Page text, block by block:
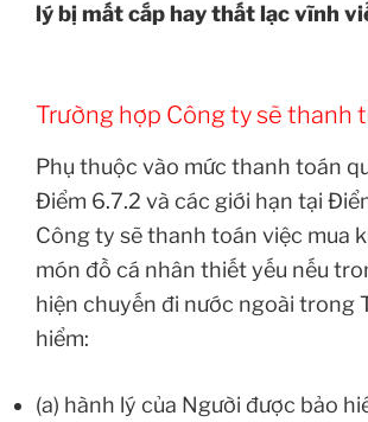
lý bị mất cắp hay thất lạc vĩnh
Trường hợp Công ty sẽ thanh
Phụ thuộc vào mức thanh toán
Điểm 6.7.2 và các giới hạn tại
Công ty sẽ thanh toán việc mua
món đồ cá nhân thiết yếu nếu
hiện chuyến đi nước ngoài trong
hiểm:
(a) hành lý của Người được bảo